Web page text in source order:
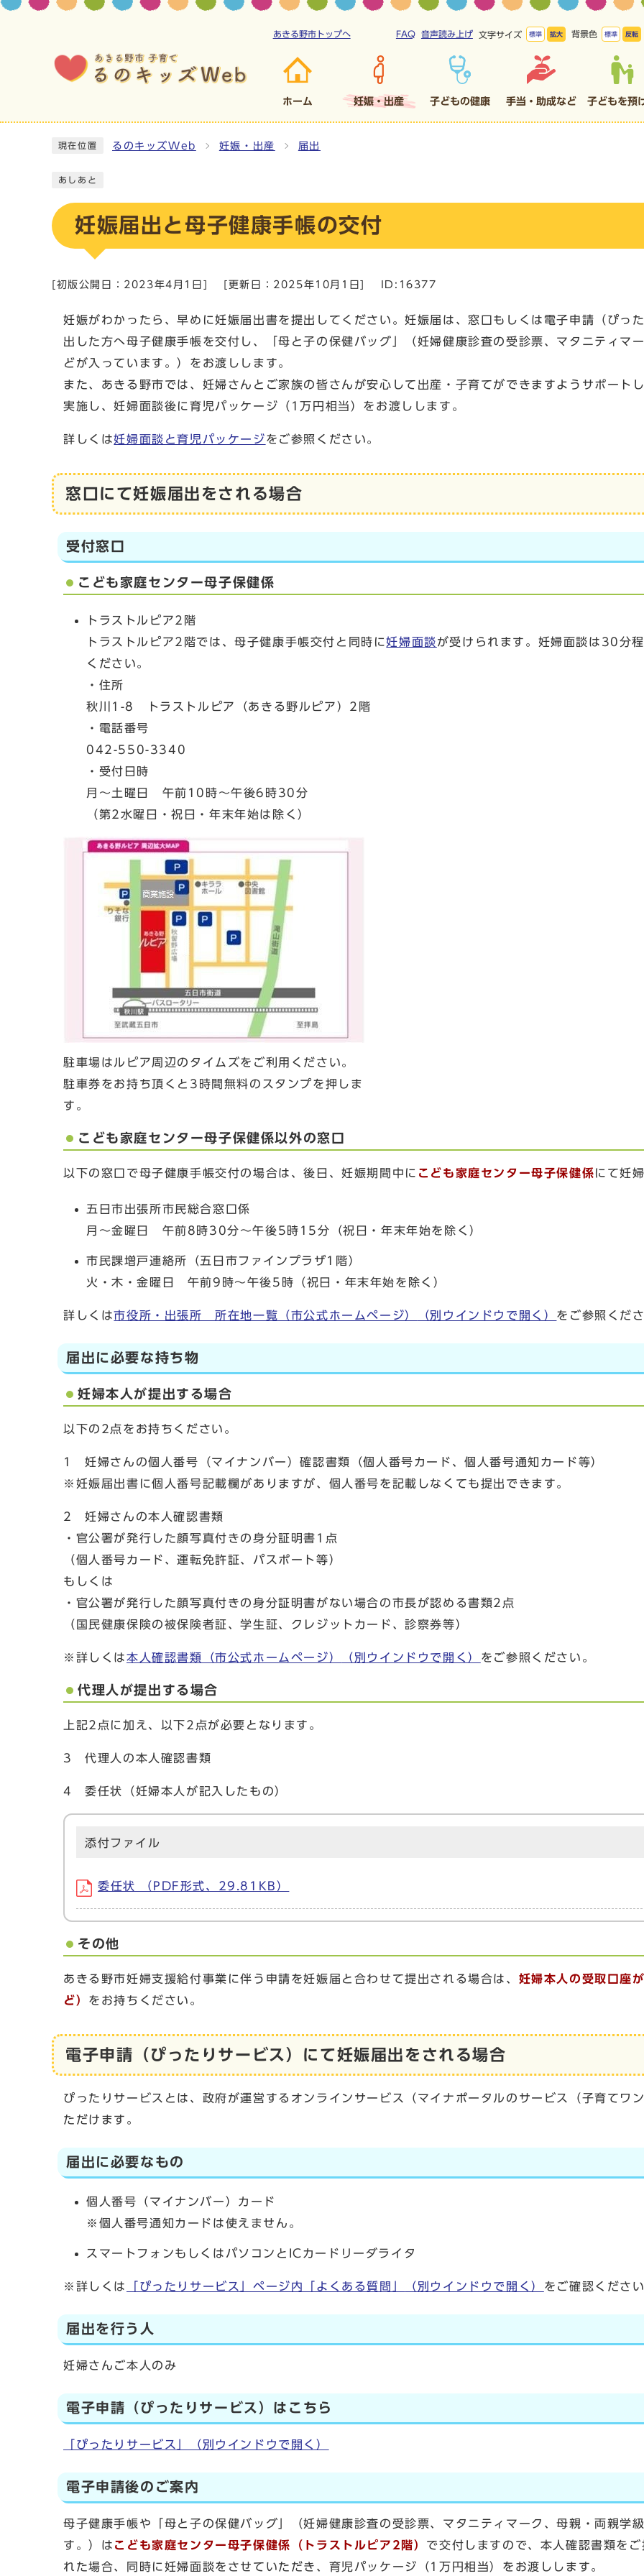
あきる野市トップへ FAQ 音声読み上げ 文字サイズ 標準 拡大 背景色 標準 反転
ホーム 妊娠・出産 子どもの健康 手当・助成など 子どもを預
現在位置 るのキッズWeb 妊娠・出産 届出
あしあと
妊娠届出と母子健康手帳の交付
[初版公開日： 2023年4月1日 [更新日： 2025年10月1日 ID:16377
妊娠がわかったら、早めに妊娠届出書を提出してください。妊娠届は、窓口もしくは電子申請（ぴっ
出した方へ母子健康手帳を交付し、「母と子の保健バッグ」（妊婦健康診査の受診票、マタニティマ
どが入っています。）をお渡しします。
また、あきる野市では、妊婦さんとご家族の皆さんが安心して出産・子育てができますようサポート
実施し、妊婦面談後に育児パッケージ（1万円相当）をお渡しします。
詳しくは妊婦面談と育児パッケージをご参照ください。
窓口にて妊娠届出をされる場合
受付窓口
こども家庭センター母子保健係
トラストルピア2階
トラストルピア2階では、母子健康手帳交付と同時に妊婦面談が受けられます。妊婦面談は30分
ください。
・住所
秋川1-8 トラストルピア（あきる野ルピア）2階
・電話番号
042-550-3340
・受付日時
月～土曜日 午前10時～午後6時30分
（第2水曜日・祝日・年末年始は除く）
駐車場はルピア周辺のタイムズをご利用ください。
駐車券をお持ち頂くと3時間無料のスタンプを押しま
す。
こども家庭センター母子保健係以外の窓口
以下の窓口で母子健康手帳交付の場合は、後日、妊娠期間中に こども家庭センター母子保健係にて妊
五日市出張所市民総合窓口係
月～金曜日 午前8時30分～午後5時15分（祝日・年末年始を除く）
市民課増戸連絡所（五日市ファインプラザ1階）
火・木・金曜日 午前9時～午後5時（祝日・年末年始を除く）
詳しくは市役所・出張所 所在地一覧（市公式ホームページ） （別ウインドウで開く） をご参照くだ
届出に必要な持ち物
妊婦本人が提出する場合
以下の2点をお持ちください。
1 妊婦さんの個人番号（マイナンバー）確認書類（個人番号カード、個人番号通知カード等）
※妊娠届出書に個人番号記載欄がありますが、個人番号を記載しなくても提出できます。
2 妊婦さんの本人確認書類
・官公署が発行した顔写真付きの身分証明書1点
（個人番号カード、運転免許証、パスポート等）
もしくは
・官公署が発行した顔写真付きの身分証明書がない場合の市長が認める書類2点
（国民健康保険の被保険者証、学生証、クレジットカード、診察券等）
※詳しくは本人確認書類（市公式ホームページ） （別ウインドウで開く） をご参照ください。
代理人が提出する場合
上記2点に加え、以下2点が必要となります。
3 代理人の本人確認書類
4 委任状（妊婦本人が記入したもの）
添付ファイル
委任状 （PDF形式、29.81KB）
その他
あきる野市妊婦支援給付事業に伴う申請を妊娠届と合わせて提出される場合は、 妊婦本人の受取口座
ど） をお持ちください。
電子申請（ぴったりサービス）にて妊娠届出をされる場合
ぴったりサービスとは、政府が運営するオンラインサービス（マイナポータルのサービス（子育てワ
ただけます。
届出に必要なもの
個人番号（マイナンバー）カード
※個人番号通知カードは使えません。
スマートフォンもしくはパソコンとICカードリーダライタ
※詳しくは 「ぴったりサービス」ページ内「よくある質問」 （別ウインドウで開く） をご確認くださ
届出を行う人
妊婦さんご本人のみ
電子申請（ぴったりサービス）はこちら
「ぴったりサービス」 （別ウインドウで開く）
電子申請後のご案内
母子健康手帳や「母と子の保健バッグ」（妊婦健康診査の受診票、マタニティマーク、母親・両親学
す。）は こども家庭センター母子保健係（トラストルピア2階） で交付しますので、本人確認書類を
れた場合、同時に妊婦面談をさせていただき、育児パッケージ（1万円相当）をお渡しします。